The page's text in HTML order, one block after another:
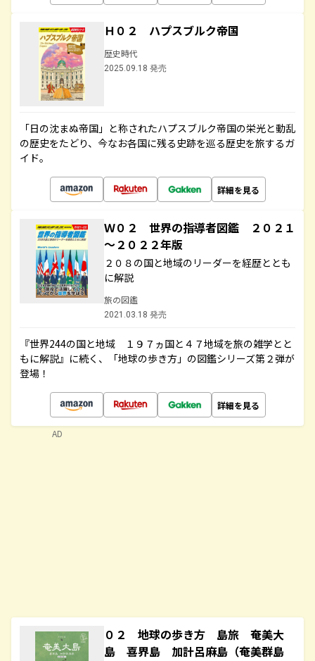
Ｈ０２ ハプスブルク帝国
歴史時代
2025.09.18 発売
「日の沈まぬ帝国」と称されたハプスブルク帝国の栄光と動乱
の歴史をたどり、今なお各国に残る史跡を巡る歴史を旅するガ
イド。
詳細を見る
Ｗ０２ 世界の指導者図鑑 ２０２１
～２０２２年版
２０８の国と地域のリーダーを経歴ととも
に解説
旅の図鑑
2021.03.18 発売
『世界244の国と地域 １９７ヵ国と４７地域を旅の雑学とと
もに解説』に続く、「地球の歩き方」の図鑑シリーズ第２弾が
登場！
詳細を見る
０２ 地球の歩き方 島旅 奄美大
島 喜界島 加計呂麻島（奄美群島
AD